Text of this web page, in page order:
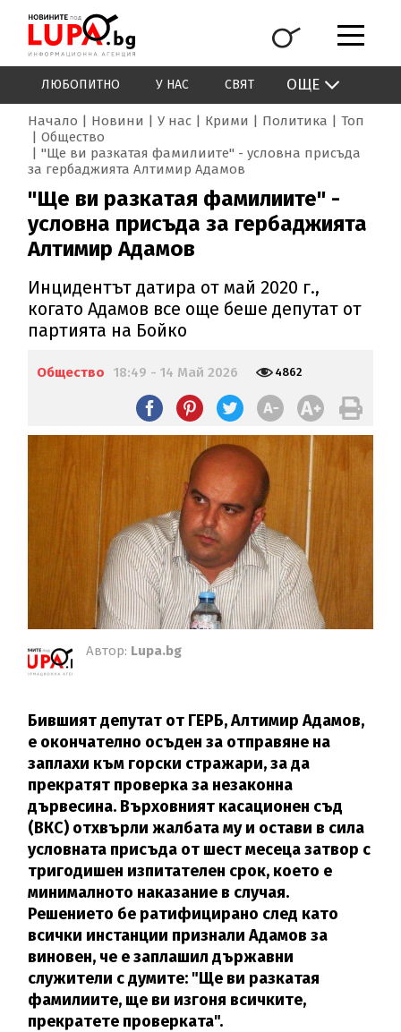
ЛЮБОПИТНО У НАС СВЯТ ОЩЕ
Начало Новини У нас Крими Политика
Топ
Общество
"Ще ви разкатая фамилиите" - условна присъда
за гербаджията Алтимир Адамов
"Ще ви разкатая фамилиите" -
условна присъда за гербаджията
Алтимир Адамов
Инцидентът датира от май 2020 г.,
когато Адамов все още беше депутат от
партията на Бойко
Общество 18:49 - 14 Май 2026 4862
Автор: Lupa.bg
Бившият депутат от ГЕРБ, Алтимир Адамов,
е окончателно осъден за отправяне на
заплахи към горски стражари, за да
прекратят проверка за незаконна
дървесина. Върховният касационен съд
(ВКС) отхвърли жалбата му и остави в сила
условната присъда от шест месеца затвор с
тригодишен изпитателен срок, което е
минималното наказание в случая.
Решението бе ратифицирано след като
всички инстанции признали Адамов за
виновен, че е заплашил държавни
служители с думите: "Ще ви разкатая
фамилиите, ще ви изгоня всичките,
прекратете проверката".